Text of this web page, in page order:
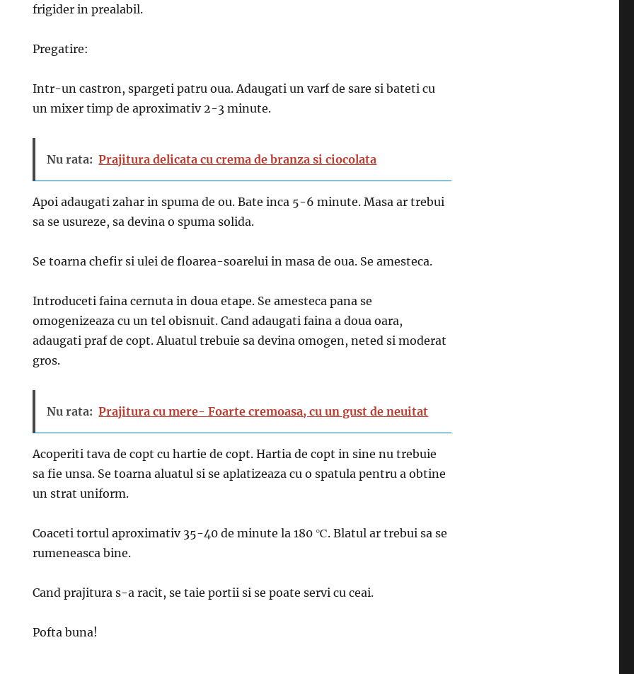
frigider in prealabil.
Pregatire:
Intr-un castron, spargeti patru oua. Adaugati un varf de sare si bateti cu
un mixer timp de aproximativ 2-3 minute.
Nu rata: Prajitura delicata cu crema de branza si ciocolata
Apoi adaugati zahar in spuma de ou. Bate inca 5-6 minute. Masa ar trebui
sa se usureze, sa devina o spuma solida.
Se toarna chefir si ulei de floarea-soarelui in masa de oua. Se amesteca.
Introduceti faina cernuta in doua etape. Se amesteca pana se
omogenizeaza cu un tel obisnuit. Cand adaugati faina a doua oara,
adaugati praf de copt. Aluatul trebuie sa devina omogen, neted si moderat
gros.
Nu rata: Prajitura cu mere- Foarte cremoasa, cu un gust de neuitat
Acoperiti tava de copt cu hartie de copt. Hartia de copt in sine nu trebuie
sa fie unsa. Se toarna aluatul si se aplatizeaza cu o spatula pentru a obtine
un strat uniform.
Coaceti tortul aproximativ 35-40 de minute la 180 ℃. Blatul ar trebui sa se
rumeneasca bine.
Cand prajitura s-a racit, se taie portii si se poate servi cu ceai.
Pofta buna!